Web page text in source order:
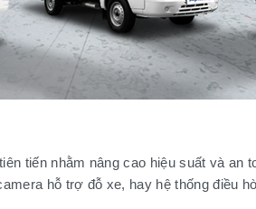
tiến nhằm nâng cao hiệu suất và an
hỗ trợ đỗ xe, hay hệ thống điều